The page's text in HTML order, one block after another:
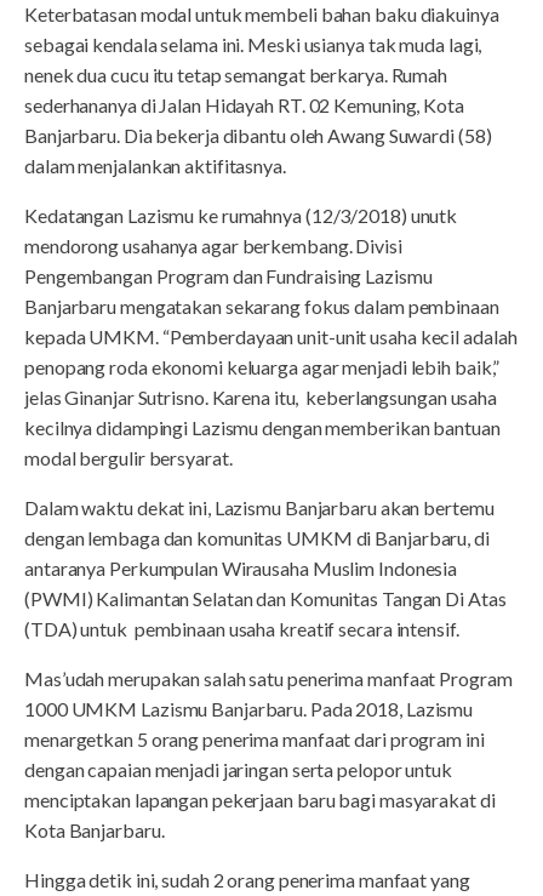
Keterbatasan modal untuk membeli bahan baku diakuinya
sebagai kendala selama ini. Meski usianya tak muda lagi,
nenek dua cucu itu tetap semangat berkarya. Rumah
sederhananya di Jalan Hidayah RT. 02 Kemuning, Kota
Banjarbaru. Dia bekerja dibantu oleh Awang Suwardi (58)
dalam menjalankan aktifitasnya.
Kedatangan Lazismu ke rumahnya (12/3/2018) unutk
mendorong usahanya agar berkembang. Divisi
Pengembangan Program dan Fundraising Lazismu
Banjarbaru mengatakan sekarang fokus dalam pembinaan
kepada UMKM. “Pemberdayaan unit-unit usaha kecil adalah
penopang roda ekonomi keluarga agar menjadi lebih baik,”
jelas Ginanjar Sutrisno. Karena itu, keberlangsungan usaha
kecilnya didampingi Lazismu dengan memberikan bantuan
modal bergulir bersyarat.
Dalam waktu dekat ini, Lazismu Banjarbaru akan bertemu
dengan lembaga dan komunitas UMKM di Banjarbaru, di
antaranya Perkumpulan Wirausaha Muslim Indonesia
(PWMI) Kalimantan Selatan dan Komunitas Tangan Di Atas
(TDA) untuk pembinaan usaha kreatif secara intensif.
Mas’udah merupakan salah satu penerima manfaat Program
1000 UMKM Lazismu Banjarbaru. Pada 2018, Lazismu
menargetkan 5 orang penerima manfaat dari program ini
dengan capaian menjadi jaringan serta pelopor untuk
menciptakan lapangan pekerjaan baru bagi masyarakat di
Kota Banjarbaru.
Hingga detik ini, sudah 2 orang penerima manfaat yang